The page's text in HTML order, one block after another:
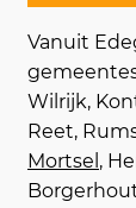
Vanuit
Wilrijk,
Reet,
Mortsel ,